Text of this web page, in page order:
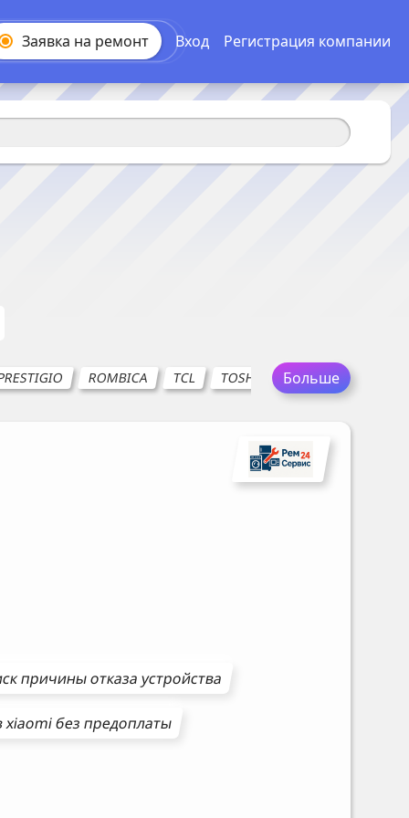
Заявка на ремонт Вход Регистрация компании
ROMBICA TCL TOSHIBA TECNO
Больше
причины отказа устройства
xiaomiбез предоплаты